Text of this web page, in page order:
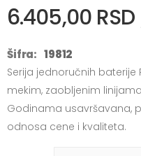
6.405,00
Šifra: 19812
Serija jednoručnih baterije
mekim, zaobljenim
Godinama usavršavana,
odnosa cene i kvaliteta.